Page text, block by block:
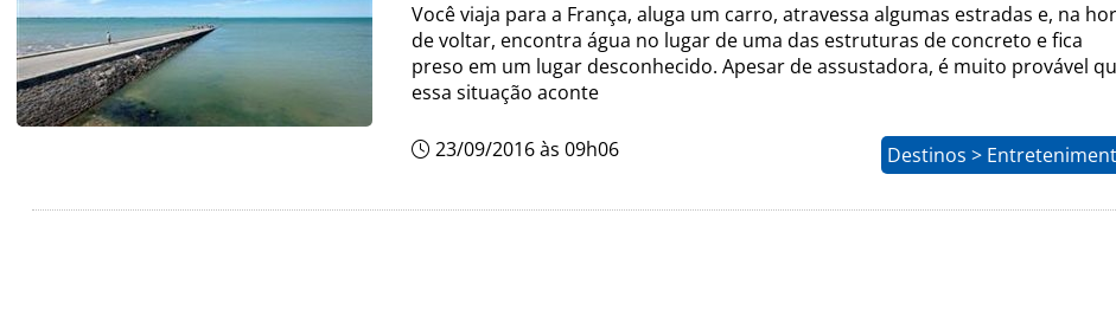
Você viaja para a França, aluga um carro, atravessa algumas estradas e, na
de voltar, encontra água no lugar de uma das estruturas de concreto e fica
preso em um lugar desconhecido. Apesar de assustadora, é muito provável
essa situação aconte
23/09/2016 às 09h06 Destinos >